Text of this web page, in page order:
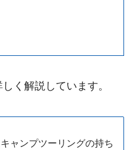
く解説しています。
ャンプツーリングの持ち